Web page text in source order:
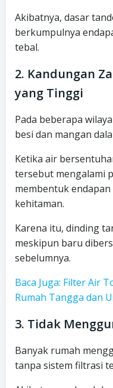
Akibatnya, dasar
berkumpulnya
tebal.
2. Kandungan
yang Tinggi
Pada beberapa
besi dan mangan
Ketika air
tersebut mengalami
membentuk
kehitaman.
Karena itu, dinding
meskipun baru
sebelumnya.
Baca Juga: Filter Air
Rumah Tangga dan
3. Tidak
Banyak rumah
tanpa sistem filtrasi